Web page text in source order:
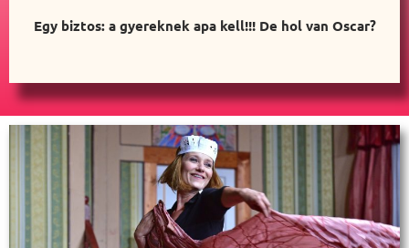
Egy biztos: a gyereknek apa kell!!! De hol van Oscar?